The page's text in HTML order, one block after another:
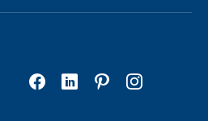
FacebookLinkedInPinterestInstagram